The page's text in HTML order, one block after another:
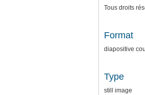
Tous droits
Format
diapositive
Type
still image